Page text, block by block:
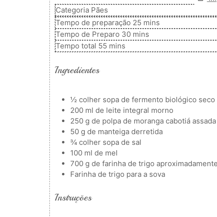
Categoria Pães
Tempo de preparação 25 minutos
mins
Tempo de Preparo 30minutos
mins
Tempo total 55 minutos
mins
Ingredientes
½ colher sopa de fermento biológico seco
200 ml de leite integral morno
250 g de polpa de moranga cabotiá assada
50 g de manteiga derretida
¾ colher sopa de sal
100 ml de mel
700 g de farinha de trigo
Farinha de trigo para a sova
Instruções